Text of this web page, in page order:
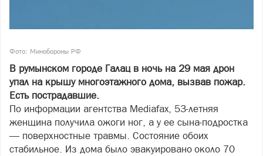
Фото: Минобороны РФ
В румынском городе Галац в ночь на 29 мая дрон
упал на крышу многоэтажного дома, вызвав пожар.
Есть пострадавшие.
По информации агентства Mediafax, 53-летняя
женщина получила ожоги ног, а у ее сына-подростка
— поверхностные травмы. Состояние обоих
стабильное. Из дома было эвакуировано около 70